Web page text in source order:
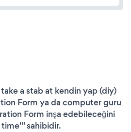
a stab at kendin yap (diy)
Form ya da computer guru
Form inşa edebileceğini
sahibidir.